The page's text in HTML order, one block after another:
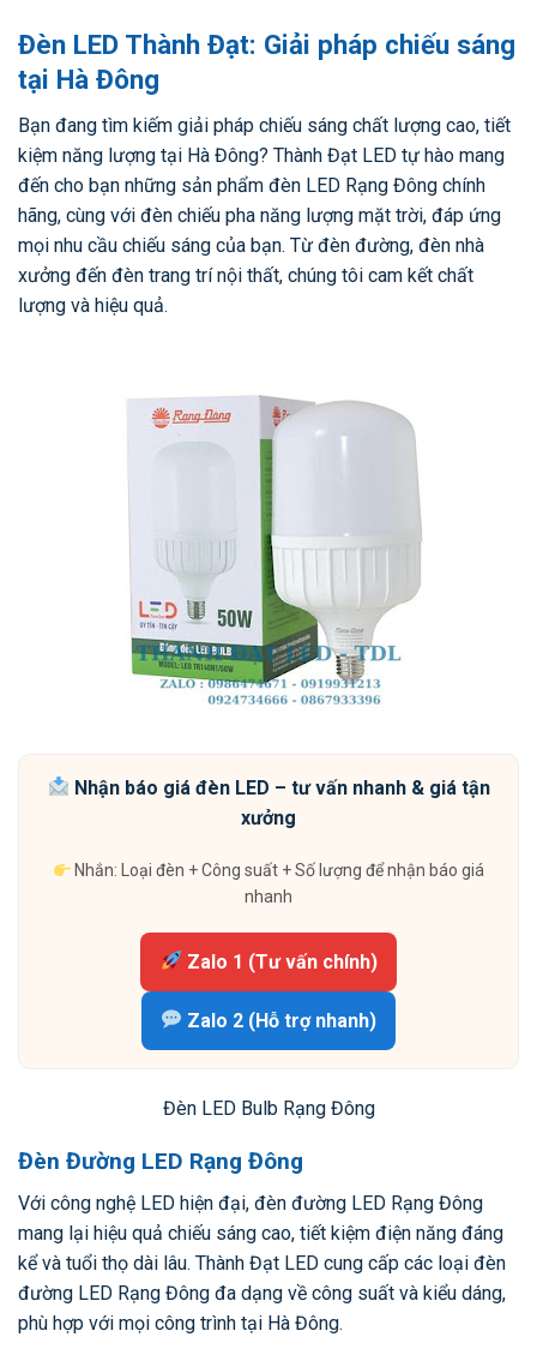
Đèn LED Thành Đạt: Giải pháp chiếu sáng
tại Hà Đông
Bạn đang tìm kiếm giải pháp chiếu sáng chất lượng cao, tiết
kiệm năng lượng tại Hà Đông? Thành Đạt LED tự hào mang
đến cho bạn những sản phẩm đèn LED Rạng Đông chính
hãng, cùng với đèn chiếu pha năng lượng mặt trời, đáp ứng
mọi nhu cầu chiếu sáng của bạn. Từ đèn đường, đèn nhà
xưởng đến đèn trang trí nội thất, chúng tôi cam kết chất
lượng và hiệu quả.
Nhận báo giá đèn LED – tư vấn nhanh & giá tận
xưởng
Nhắn: Loại đèn + Công suất + Số lượng để nhận báo giá
nhanh
Zalo 1 (Tư vấn chính)
Zalo 2 (Hỗ trợ nhanh)
Đèn LED Bulb Rạng Đông
Đèn Đường LED Rạng Đông
Với công nghệ LED hiện đại, đèn đường LED Rạng Đông
mang lại hiệu quả chiếu sáng cao, tiết kiệm điện năng đáng
kể và tuổi thọ dài lâu. Thành Đạt LED cung cấp các loại đèn
đường LED Rạng Đông đa dạng về công suất và kiểu dáng,
phù hợp với mọi công trình tại Hà Đông.